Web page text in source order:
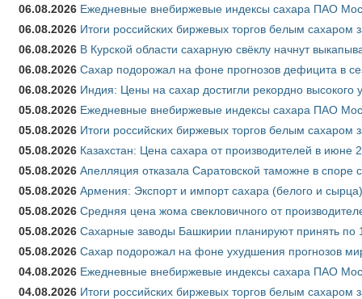
06.08.2026 Ежедневные внебиржевые индексы сахара ПАО
06.08.2026 Итоги российских биржевых торгов белым сахаром
06.08.2026 В Курской области сахарную свёклу начнут
06.08.2026 Сахар подорожал на фоне прогнозов дефицита в
06.08.2026 Индия: Цены на сахар достигли рекордно высокого
05.08.2026 Ежедневные внебиржевые индексы сахара ПАО
05.08.2026 Итоги российских биржевых торгов белым сахаром
05.08.2026 Казахстан: Цена сахара от производителей в июне
05.08.2026 Апелляция отказала Саратовской таможне в
05.08.2026 Армения: Экспорт и импорт сахара (белого и
05.08.2026 Средняя цена жома свекловичного от
05.08.2026 Сахарные заводы Башкирии планируют принять по
05.08.2026 Сахар подорожал на фоне ухудшения прогнозов
04.08.2026 Ежедневные внебиржевые индексы сахара ПАО
04.08.2026 Итоги российских биржевых торгов белым сахаром